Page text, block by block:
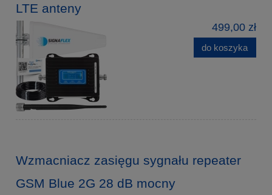
LTE anteny
499,00 zł
do koszyka
Wzmacniacz zasięgu sygnału repeater
GSM Blue 2G 28 dB mocny